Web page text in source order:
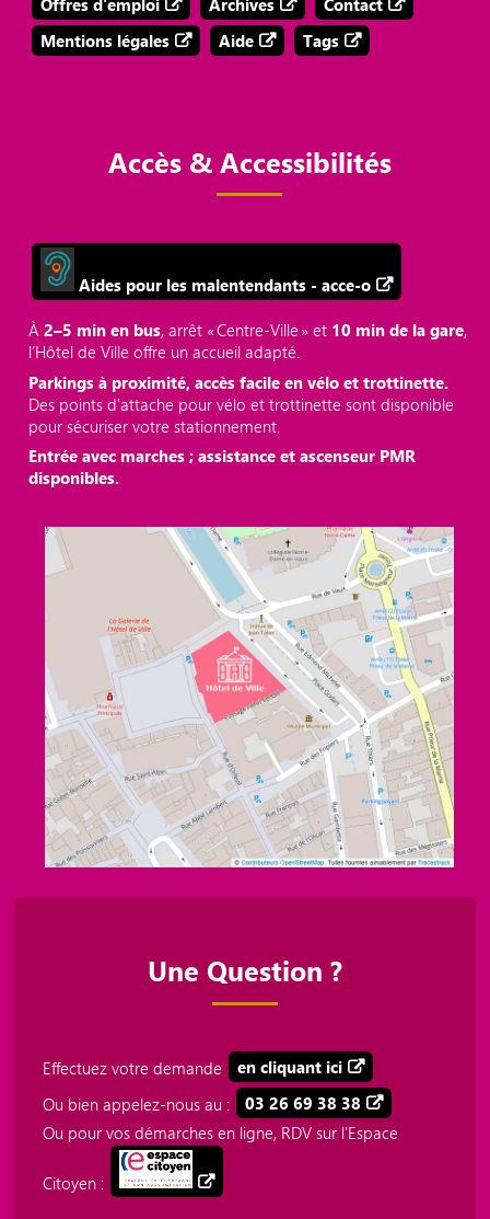
Mentions légales
Aide Tags
Accès & Accessibilités
Aides pour les malentendants - acce-o
À2–5 min en bus, arrêt « Centre‑Ville » et 10 min de la gare,
l’Hôtel de Ville offre un accueil adapté.
Parkings à proximité, accès facile en vélo et trottinette.
Des points d'attache pour vélo et trottinette sont disponible
pour sécuriser votre stationnement.
Entrée avec marches ; assistance et ascenseur PMR
disponibles.
Une Question ?
Effectuez votre demande
en cliquant ici
Ou bien appelez-nous au :
03 26 69 38 38
Ou pour vos démarches en ligne, RDV sur l'Espace
Citoyen :